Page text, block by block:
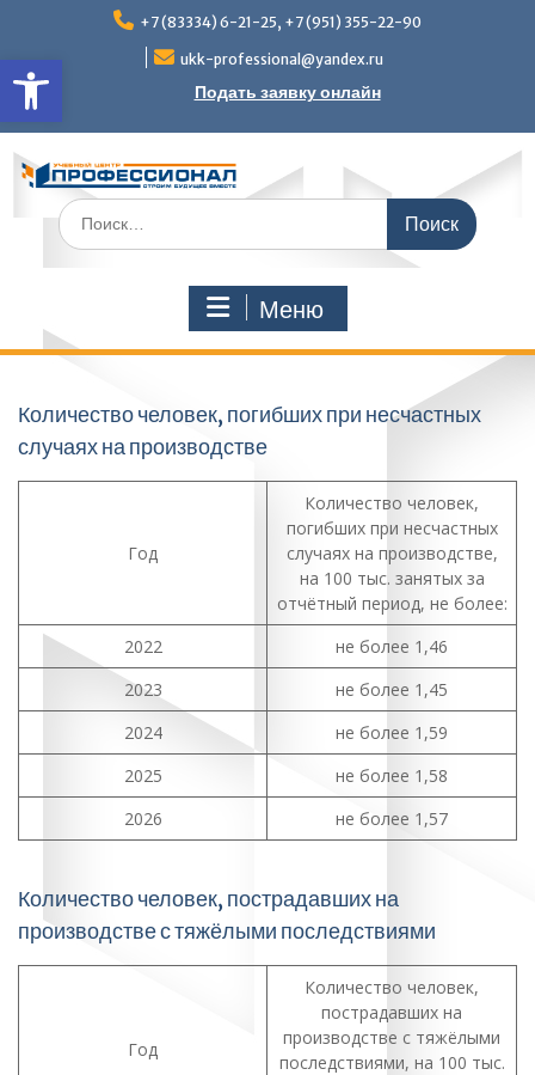
Открыть панель
содержимому
+7 (83334) 6-21-25, +7 (951) 355-22-90
ukk-professional@yandex.ru
Подать заявку онлайн
Поиск
по:
Меню
Количество человек, погибших при несчастных
случаях на производстве
Год
Количество человек,
погибших при несчастных
случаях на производстве,
на 100 тыс. занятых за
отчётный период, не более:
2022
не более 1,46
2023
не более 1,45
2024
не более 1,59
2025
не более 1,58
2026
не более 1,57
Количество человек, пострадавших на
производстве с тяжёлыми последствиями
Год
Количество человек,
пострадавших на
производстве с тяжёлыми
последствиями, на 100 тыс.